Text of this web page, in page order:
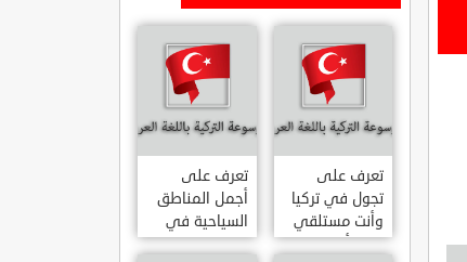
تعرف على
تجول في تركيا
وأنت مستلقي
على أريكتك
تعرف على
أجمل المناطق
السياحية في
اسطنبول